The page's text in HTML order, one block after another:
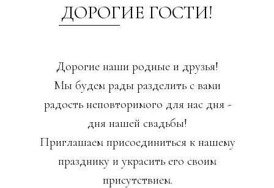
Дорогие наши родные и друзья!
Мы будем рады разделить с вами
радость неповторимого для нас дня -
дня нашей свадьбы!
Приглашаем присоединиться к нашему
празднику и украсить его своим
присутствием.
ДОРОГИЕ ГОСТИ!